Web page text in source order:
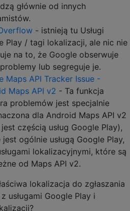
głównie od innych
- istnieją tu Usługi
Play / tagi lokalizacji, ale nic nie
na to, że Google obserwuje
lub segreguje je.
Maps API Tracker Issue -
Maps API v2 - Ta funkcja
problemów jest specjalnie
dla Android Maps API v2
częścią usług Google Play),
jest ogólnie usługą Google Play,
lokalizacyjnymi, które są
od Maps API v2.
lokalizacja do zgłaszania
usługami Google Play i